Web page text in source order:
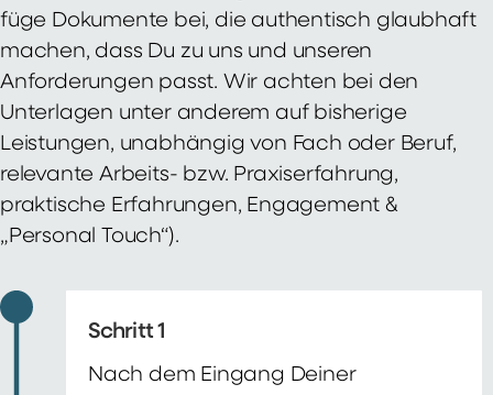
füge Dokumente bei, die authentisch glaubhaft
machen, dass Du zu uns und unseren
Anforderungen passt. Wir achten bei den
Unterlagen unter anderem auf bisherige
Leistungen, unabhängig von Fach oder Beruf,
relevante Arbeits- bzw. Praxiserfahrung,
praktische Erfahrungen, Engagement &
„Personal Touch“).
Schritt 1
Nach dem Eingang Deiner